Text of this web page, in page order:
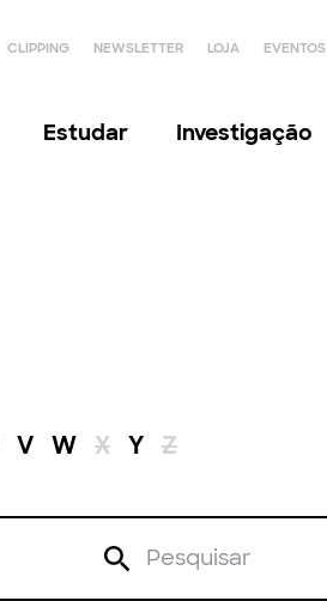
CLIPPING NEWSLETTER LOJA EVENTOS
Estudar Investigação
V W X Y Z